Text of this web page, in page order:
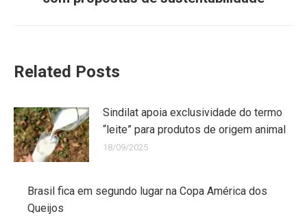
Related Posts
Sindilat apoia exclusividade do termo
“leite” para produtos de origem animal
18/09/2025
Brasil fica em segundo lugar na Copa América dos
Queijos